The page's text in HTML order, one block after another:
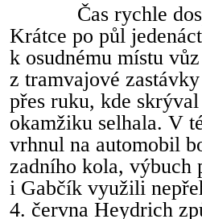
Čas rychle
Krátce po půl
k osudnému místu
z tramvajové
přes ruku, kde
okamžiku selhala. V
vrhnul na automobil
zadního kola,
i Gabčík využili
4. června Heydrich